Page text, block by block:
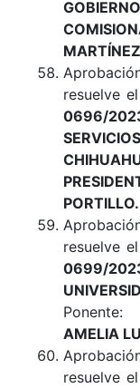
resuelve
0696/
PORTILLO.
resuelve
0699/
AMELIA
resuelve